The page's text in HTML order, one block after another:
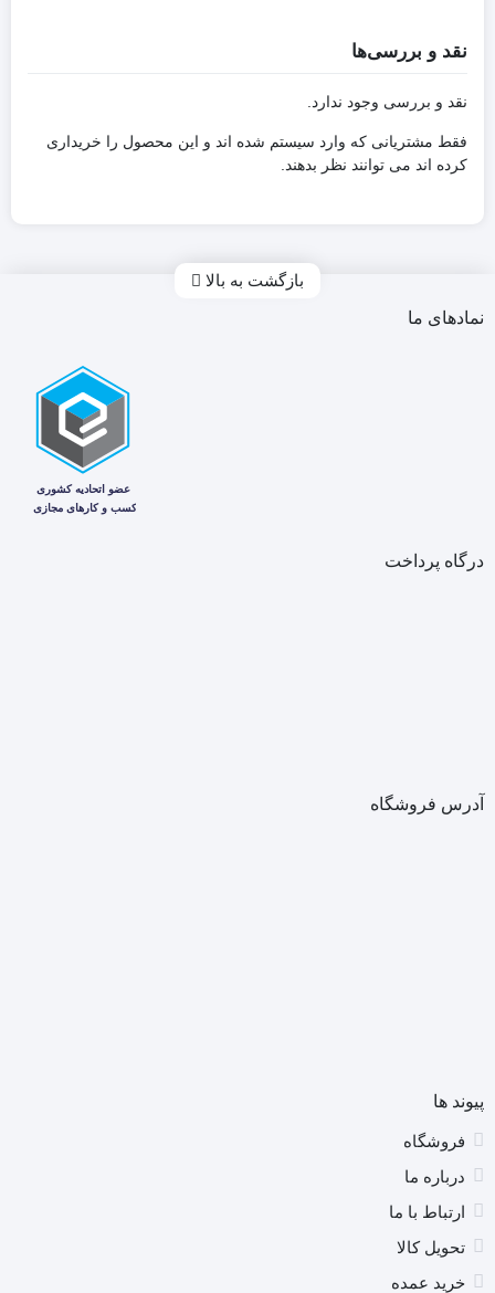
نقد و بررسی‌ها
نقد و بررسی وجود ندارد.
فقط مشتریانی که وارد سیستم شده اند و این محصول را خریداری
کرده اند می توانند نظر بدهند.
بازگشت به بالا
نمادهای ما
درگاه پرداخت
آدرس فروشگاه
پیوند ها
فروشگاه
درباره ما
ارتباط با ما
تحویل کالا
خرید عمده